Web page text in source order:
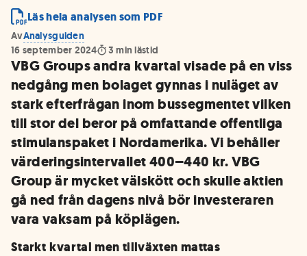
Läs hela analysen som PDF
AvAnalysguiden
16 september 2024
3 min lästid
VBG Groups andra kvartal visade på en viss
nedgång men bolaget gynnas i nuläget av
stark efterfrågan inom bussegmentet vilken
till stor del beror på omfattande offentliga
stimulanspaket i Nordamerika. Vi behåller
värderingsintervallet 400–440 kr. VBG
Group är mycket välskött och skulle aktien
gå ned från dagens nivå bör investeraren
vara vaksam på köplägen.
Starkt kvartal men tillväxten mattas